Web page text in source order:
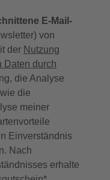
E-Mail-
von
der Nutzung
Daten durch
die Analyse
die
meiner
Einverständnis
Nach
erhalte